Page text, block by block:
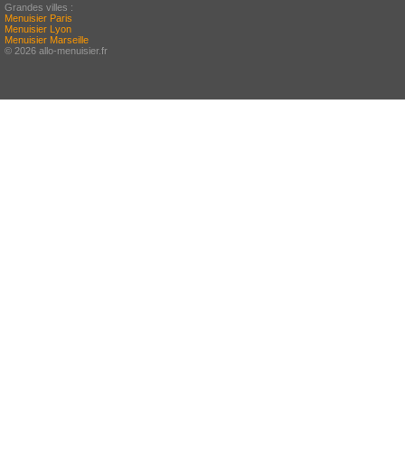
Grandes villes :
Menuisier Paris
Menuisier Lyon
Menuisier Marseille
© 2026 allo-menuisier.fr